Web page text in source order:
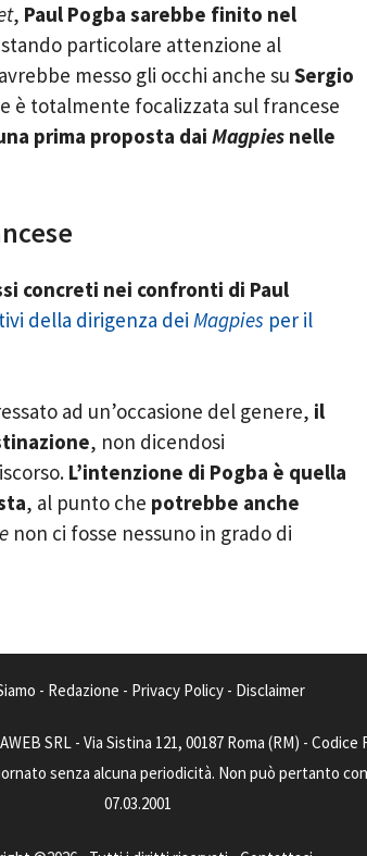
, Paul Pogba sarebbe finito nel
particolare attenzione al
messo gli occhi anche su Sergio
è totalmente focalizzata sul francese
prima proposta dai Magpies nelle
concreti nei confronti di Paul
della dirigenza dei Magpies per il
ad un’occasione del genere, il
, non dicendosi
L’intenzione di Pogba è quella
, al punto che potrebbe anche
non ci fosse nessuno in grado di
- Redazione - Privacy Policy - Disclaimer
SRL - Via Sistina 121, 00187 Roma (RM) - Codice
senza alcuna periodicità. Non può pertanto
07.03.2001